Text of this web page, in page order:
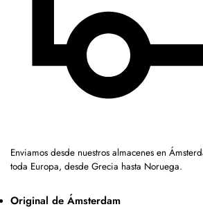
Enviamos desde nuestros almacenes en
toda Europa, desde Grecia hasta Noruega.
Original de Ámsterdam